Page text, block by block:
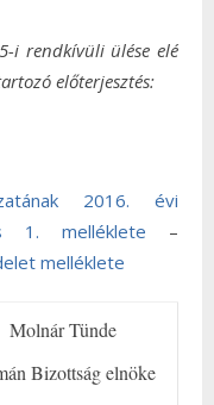
i rendkívüli ülése elé
előterjesztés:
2016. évi
1. melléklete –
melléklete
Molnár Tünde
Bizottság elnöke